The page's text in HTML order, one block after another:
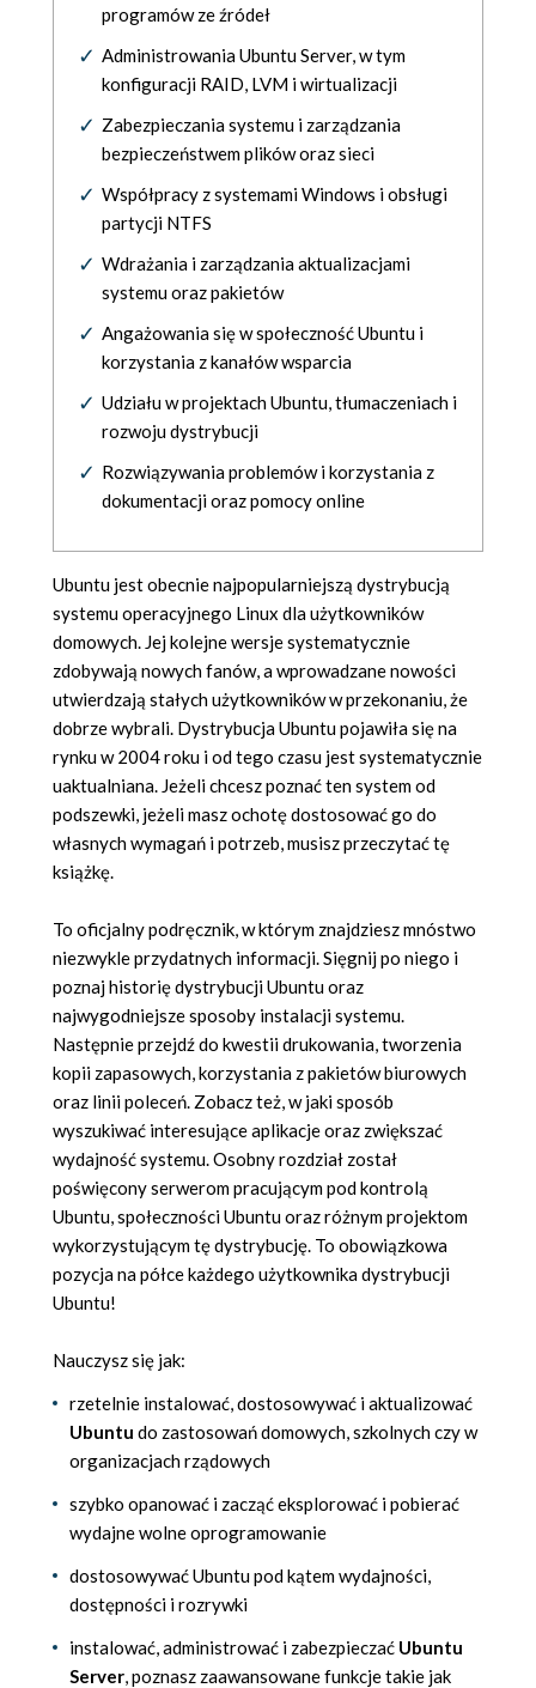
programów ze źródeł
Administrowania Ubuntu Server, w tym
konfiguracji RAID, LVM i wirtualizacji
Zabezpieczania systemu i zarządzania
bezpieczeństwem plików oraz sieci
Współpracy z systemami Windows i obsługi
partycji NTFS
Wdrażania i zarządzania aktualizacjami
systemu oraz pakietów
Angażowania się w społeczność Ubuntu i
korzystania z kanałów wsparcia
Udziału w projektach Ubuntu, tłumaczeniach i
rozwoju dystrybucji
Rozwiązywania problemów i korzystania z
dokumentacji oraz pomocy online
Ubuntu jest obecnie najpopularniejszą dystrybucją
systemu operacyjnego Linux dla użytkowników
domowych. Jej kolejne wersje systematycznie
zdobywają nowych fanów, a wprowadzane nowości
utwierdzają stałych użytkowników w przekonaniu, że
dobrze wybrali. Dystrybucja Ubuntu pojawiła się na
rynku w 2004 roku i od tego czasu jest systematycznie
uaktualniana. Jeżeli chcesz poznać ten system od
podszewki, jeżeli masz ochotę dostosować go do
własnych wymagań i potrzeb, musisz przeczytać tę
książkę.
To oficjalny podręcznik, w którym znajdziesz mnóstwo
niezwykle przydatnych informacji. Sięgnij po niego i
poznaj historię dystrybucji Ubuntu oraz
najwygodniejsze sposoby instalacji systemu.
Następnie przejdź do kwestii drukowania, tworzenia
kopii zapasowych, korzystania z pakietów biurowych
oraz linii poleceń. Zobacz też, w jaki sposób
wyszukiwać interesujące aplikacje oraz zwiększać
wydajność systemu. Osobny rozdział został
poświęcony serwerom pracującym pod kontrolą
Ubuntu, społeczności Ubuntu oraz różnym projektom
wykorzystującym tę dystrybucję. To obowiązkowa
pozycja na półce każdego użytkownika dystrybucji
Ubuntu!
Nauczysz się jak:
rzetelnie instalować, dostosowywać i aktualizować
Ubuntu do zastosowań domowych, szkolnych czy w
organizacjach rządowych
szybko opanować i zacząć eksplorować i pobierać
wydajne wolne oprogramowanie
dostosowywać Ubuntu pod kątem wydajności,
dostępności i rozrywki
instalować, administrować i zabezpieczać Ubuntu
Server, poznasz zaawansowane funkcje takie jak